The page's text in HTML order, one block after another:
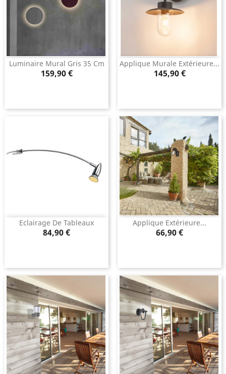
Luminaire Mural Gris 35 Cm
Prix
159,90 €
Applique Murale Extérieure...
Prix
145,90 €
Eclairage De Tableaux
Prix
84,90 €
Applique Extérieure...
Prix
66,90 €